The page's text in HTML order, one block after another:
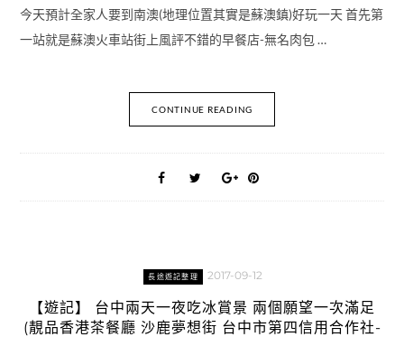
今天預計全家人要到南澳(地理位置其實是蘇澳鎮)好玩一天 首先第
一站就是蘇澳火車站街上風評不錯的早餐店-無名肉包 …
CONTINUE READING
長途遊記整理 2017-09-12
【遊記】 台中兩天一夜吃冰賞景 兩個願望一次滿足
(靚品香港茶餐廳 沙鹿夢想街 台中市第四信用合作社-